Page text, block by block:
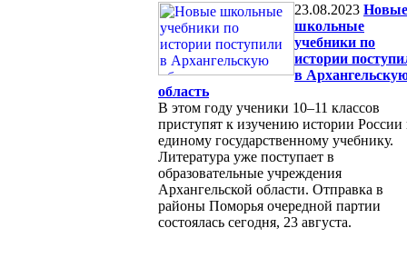
23.08.2023 Новые
школьные
учебники по
истории
в
область
В этом году ученики 10–11 классов
приступят к изучению истории России
единому государственному учебнику.
Литература уже поступает в
образовательные учреждения
Архангельской области. Отправка в
районы Поморья очередной партии
состоялась сегодня, 23 августа.